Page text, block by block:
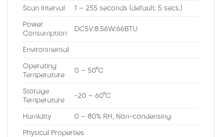
Scan Interval 1 – 255 seconds (default: 5 secs.)
Power
Consumption
DC5V:8.56W:66BTU
Environmental
Operating
Temperature
0 – 50°C
Storage
Temperature
-20 – 60°C
Humidity 0 – 80% RH, Non-condensing
Physical Properties